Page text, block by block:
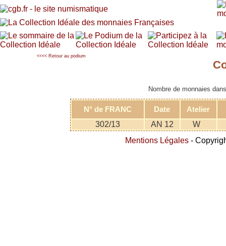
<<<< Retour au podium
Nombre de monnaies
N° de FRANC Date
Atelier
302/13
AN 12
W
Mentions Légales -